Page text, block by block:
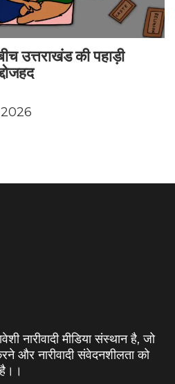
उत्तराखंड की पहाड़ी
नारीवादी मीडिया संस्थान है, जो
और नारीवादी संवेदनशीलता को
।